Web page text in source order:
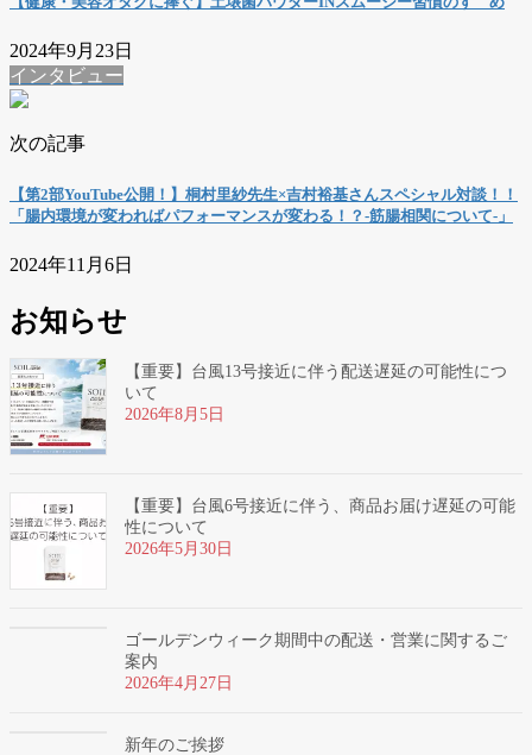
2024年9月23日
インタビュー
次の記事
【第2部YouTube公開！】桐村里紗先⽣×吉村裕基さんスペシャル対談！！
「腸内環境が変わればパフォーマンスが変わる！？-筋腸相関について-」
2024年11月6日
お知らせ
【重要】台風13号接近に伴う配送遅延の可能性につ
いて
2026年8月5日
【重要】台風6号接近に伴う、商品お届け遅延の可能
性について
2026年5月30日
ゴールデンウィーク期間中の配送・営業に関するご
案内
2026年4月27日
新年のご挨拶